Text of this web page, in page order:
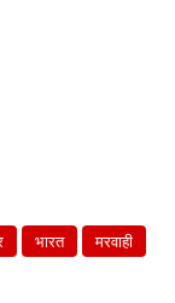
भारत
मरवाही